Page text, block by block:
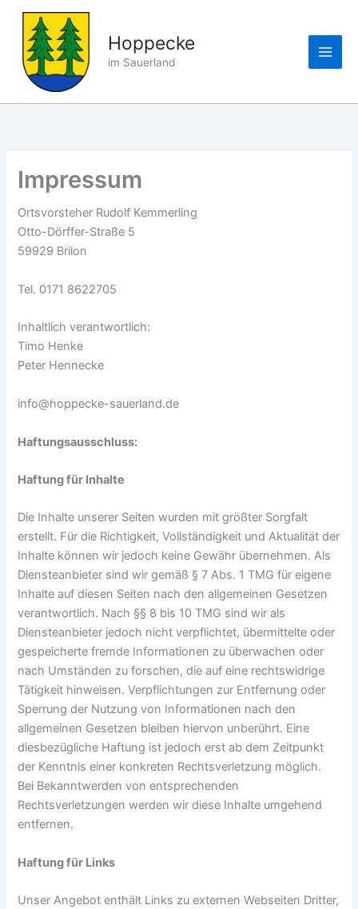
Zum
springen
Hoppecke
im Sauerland
Impressum
Ortsvorsteher Rudolf Kemmerling
Otto-Dörffer-Straße 5
59929 Brilon
Tel. 0171 8622705
Inhaltlich verantwortlich:
Timo Henke
Peter Hennecke
info@hoppecke-sauerland.de
Haftungsausschluss:
Haftung für Inhalte
Die Inhalte unserer Seiten wurden mit größter Sorgfalt
erstellt. Für die Richtigkeit, Vollständigkeit und Aktualität der
Inhalte können wir jedoch keine Gewähr übernehmen. Als
Diensteanbieter sind wir gemäß § 7 Abs. 1 TMG für eigene
Inhalte auf diesen Seiten nach den allgemeinen Gesetzen
verantwortlich. Nach §§ 8 bis 10 TMG sind wir als
Diensteanbieter jedoch nicht verpflichtet, übermittelte oder
gespeicherte fremde Informationen zu überwachen oder
nach Umständen zu forschen, die auf eine rechtswidrige
Tätigkeit hinweisen. Verpflichtungen zur Entfernung oder
Sperrung der Nutzung von Informationen nach den
allgemeinen Gesetzen bleiben hiervon unberührt. Eine
diesbezügliche Haftung ist jedoch erst ab dem Zeitpunkt
der Kenntnis einer konkreten Rechtsverletzung möglich.
Bei Bekanntwerden von entsprechenden
Rechtsverletzungen werden wir diese Inhalte umgehend
entfernen.
Haftung für Links
Unser Angebot enthält Links zu externen Webseiten Dritter,